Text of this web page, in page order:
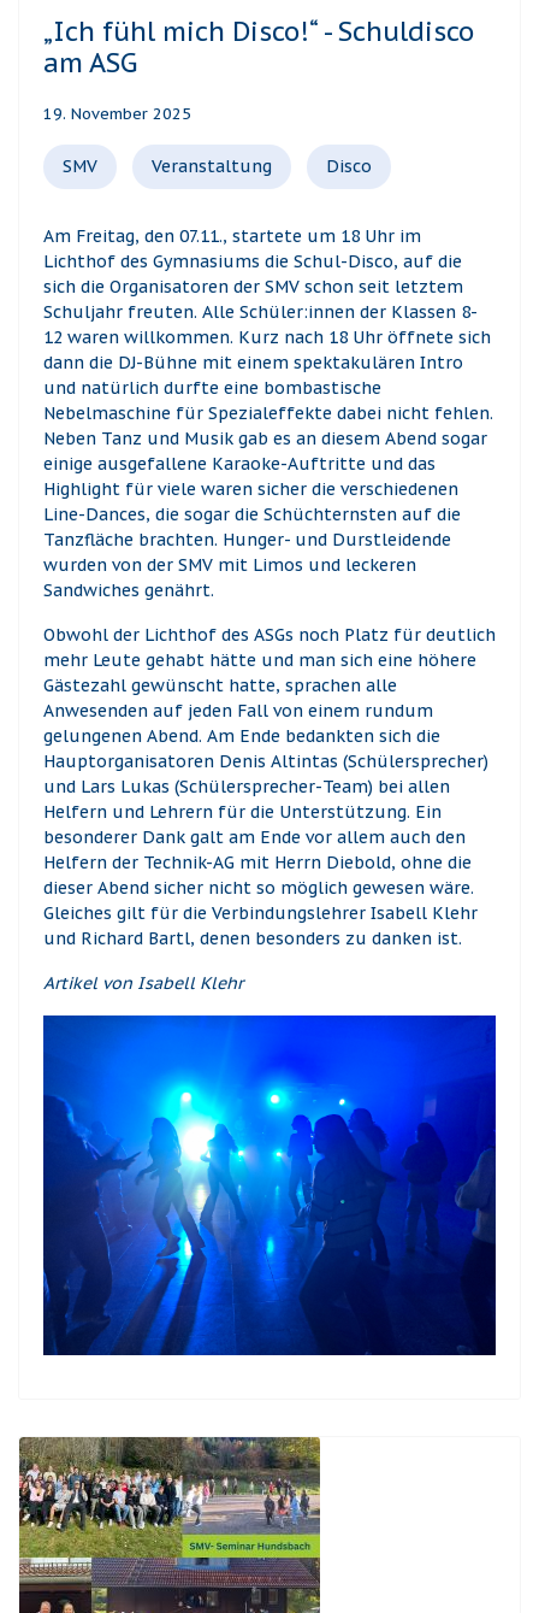
„Ich fühl mich Disco!“ - Schuldisco
am ASG
19. November 2025
SMV Veranstaltung Disco
Am Freitag, den 07.11., startete um 18 Uhr im
Lichthof des Gymnasiums die Schul-Disco, auf die
sich die Organisatoren der SMV schon seit letztem
Schuljahr freuten. Alle Schüler:innen der Klassen 8-
12 waren willkommen. Kurz nach 18 Uhr öffnete sich
dann die DJ-Bühne mit einem spektakulären Intro
und natürlich durfte eine bombastische
Nebelmaschine für Spezialeffekte dabei nicht fehlen.
Neben Tanz und Musik gab es an diesem Abend sogar
einige ausgefallene Karaoke-Auftritte und das
Highlight für viele waren sicher die verschiedenen
Line-Dances, die sogar die Schüchternsten auf die
Tanzfläche brachten. Hunger- und Durstleidende
wurden von der SMV mit Limos und leckeren
Sandwiches genährt.
Obwohl der Lichthof des ASGs noch Platz für deutlich
mehr Leute gehabt hätte und man sich eine höhere
Gästezahl gewünscht hatte, sprachen alle
Anwesenden auf jeden Fall von einem rundum
gelungenen Abend. Am Ende bedankten sich die
Hauptorganisatoren Denis Altintas (Schülersprecher)
und Lars Lukas (Schülersprecher-Team) bei allen
Helfern und Lehrern für die Unterstützung. Ein
besonderer Dank galt am Ende vor allem auch den
Helfern der Technik-AG mit Herrn Diebold, ohne die
dieser Abend sicher nicht so möglich gewesen wäre.
Gleiches gilt für die Verbindungslehrer Isabell Klehr
und Richard Bartl, denen besonders zu danken ist.
Artikel von Isabell Klehr